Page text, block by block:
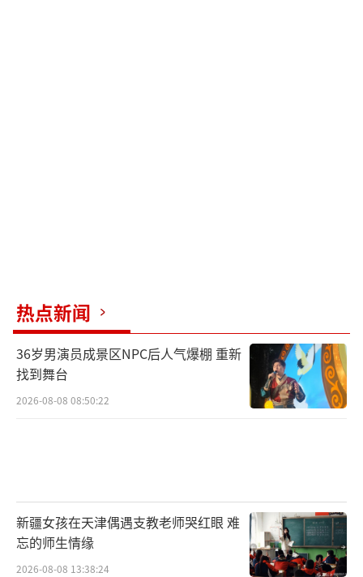
热点新闻
36岁男演员成景区NPC后人气爆棚 重新
找到舞台
2026-08-08 08:50:22
新疆女孩在天津偶遇支教老师哭红眼 难
忘的师生情缘
2026-08-08 13:38:24